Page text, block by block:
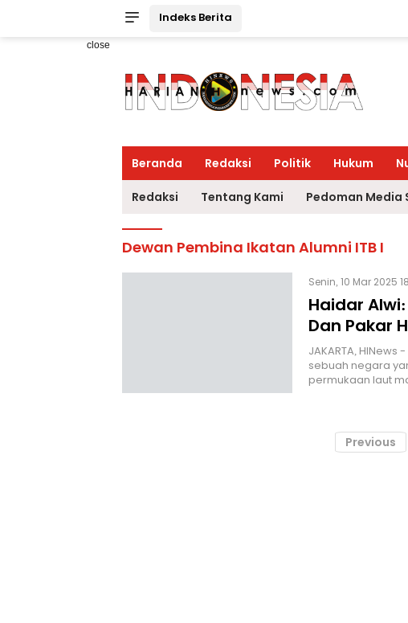
Indeks Berita
close
Beranda Redaksi Politik Hukum
Redaksi Tentang Kami Pedoman Media
Dewan Pembina Ikatan Alumni ITB I
Senin, 10 Mar 2025
Haidar
Dan Pakar
JAKARTA,
sebuah negara
permukaan laut
Previous